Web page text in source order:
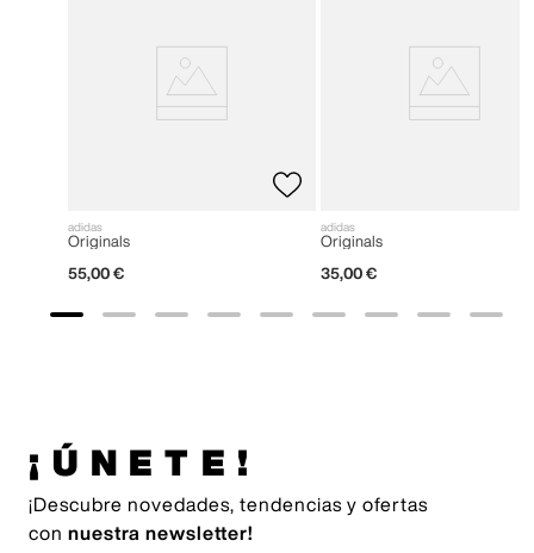
adidas
Originals
55,00 €
adidas
Originals
35,00 €
¡ÚNETE!
¡Descubre novedades, tendencias y ofertas
con nuestra newsletter!